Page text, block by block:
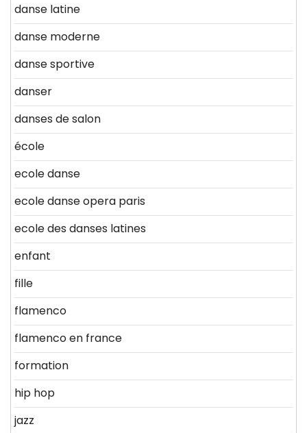
danse latine
danse moderne
danse sportive
danser
danses de salon
école
ecole danse
ecole danse opera paris
ecole des danses latines
enfant
fille
flamenco
flamenco en france
formation
hip hop
jazz